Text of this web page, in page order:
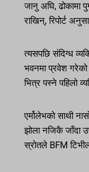
जानु अघि, ढोकामा
राखिन्, रिपोर्ट
त्यसपछि संदिग्ध
भवनमा प्रवेश गरेको
भित्र पस्ने पहिलो
एर्मोलेभको साथी
झोला नजिकै जाँदा
स्रोतले BFM